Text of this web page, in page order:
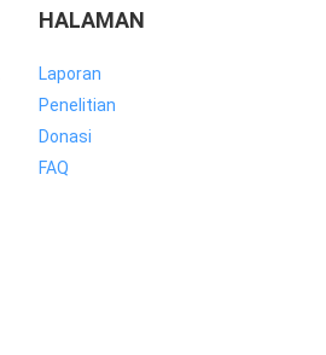
HALAMAN
Laporan
Penelitian
Donasi
FAQ